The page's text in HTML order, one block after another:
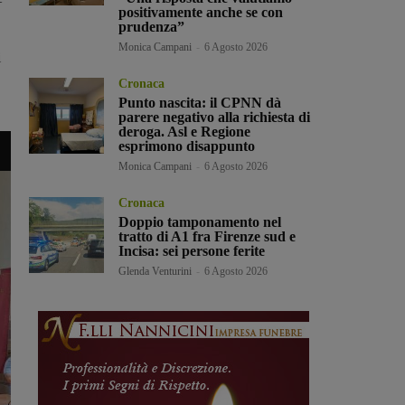
positivamente anche se con
prudenza”
Monica Campani 6 Agosto 2026
Cronaca
Punto nascita: il CPNN dà
parere negativo alla richiesta di
deroga. Asl e Regione
esprimono disappunto
Monica Campani 6 Agosto 2026
Cronaca
Doppio tamponamento nel
tratto di A1 fra Firenze sud e
Incisa: sei persone ferite
Glenda Venturini 6 Agosto 2026